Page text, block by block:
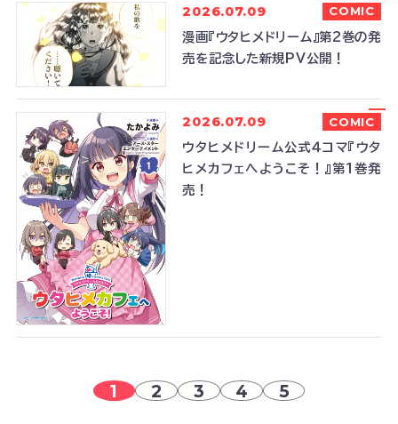
2026.07.09 COMIC
漫画『ウタヒメドリーム』第2巻の発
売を記念した新規PV公開！
2026.07.09 COMIC
ウタヒメドリーム公式４コマ『ウタ
ヒメカフェへようこそ！』第1巻発
売！
1 2 3 4 5